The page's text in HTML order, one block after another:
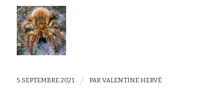
5 SEPTEMBRE 2021 / PAR VALENTINE HERVÉ